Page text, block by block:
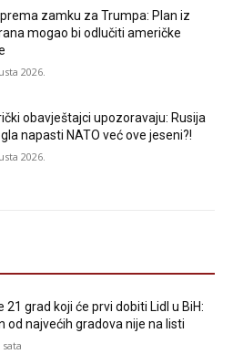
zamku za Trumpa: Plan iz
mogao bi odlučiti američke
2026.
obavještajci upozoravaju: Rusija
napasti NATO već ove jeseni?!
2026.
21 grad koji će prvi dobiti Lidl u BiH:
od najvećih gradova nije na listi